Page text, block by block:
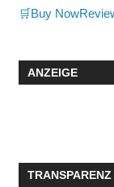
🛒Buy Now
ANZEIGE
TRANSPARENZ